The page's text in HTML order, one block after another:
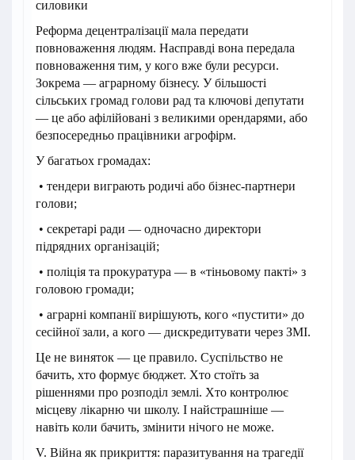
силовики
Реформа децентралізації мала передати
повноваження людям. Насправді вона передала
повноваження тим, у кого вже були ресурси.
Зокрема — аграрному бізнесу. У більшості
сільських громад голови рад та ключові депутати
— це або афілійовані з великими орендарями, або
безпосередньо працівники агрофірм.
У багатьох громадах:
• тендери виграють родичі або бізнес-партнери
голови;
• секретарі ради — одночасно директори
підрядних організацій;
• поліція та прокуратура — в «тіньовому пакті» з
головою громади;
• аграрні компанії вирішують, кого «пустити» до
сесійної зали, а кого — дискредитувати через ЗМІ.
Це не виняток — це правило. Суспільство не
бачить, хто формує бюджет. Хто стоїть за
рішеннями про розподіл землі. Хто контролює
місцеву лікарню чи школу. І найстрашніше —
навіть коли бачить, змінити нічого не може.
V. Війна як прикриття: паразитування на трагедії